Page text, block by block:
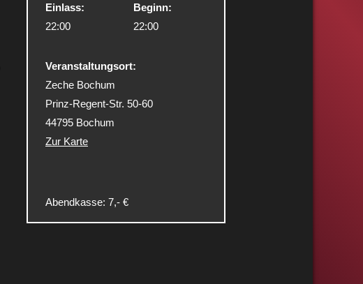
Einlass:
22:00
Beginn:
22:00
Veranstaltungsort:
Zeche Bochum
Prinz-Regent-Str. 50-60
44795 Bochum
Zur Karte
Abendkasse: 7,- €